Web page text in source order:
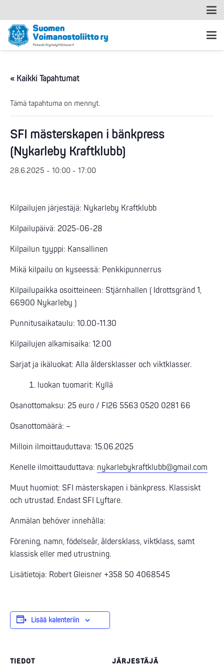
« Kaikki Tapahtumat
Tämä tapahtuma on mennyt.
SFI mästerskapen i bänkpress
(Nykarleby Kraftklubb)
28.6.2025 - 10:00 - 17:00
Kilpailujen järjestäjä: Nykarleby Kraftklubb
Kilpailupäivä: 2025-06-28
Kilpailun tyyppi: Kansallinen
Mikä kilpailu on kyseessä: Penkkipunnerrus
Kilpailupaikka osoitteineen: Stjärnhallen ( Idrottsgränd 1,
66900 Nykarleby )
Punnitusaikataulu: 10.00-11.30
Kilpailujen alkamisaika: 12.00
Sarjat ja ikäluokat: Alla åldersklasser och viktklasser.
luokan tuomarit: Kyllä
Osanottomaksu: 25 euro / FI26 5563 0520 0281 66
Osanottomäärä: –
Milloin ilmoittauduttava: 15.06.2025
Kenelle ilmoittauduttava: nykarlebykraftklubb@gmail.com
Muut huomiot: SFI mästerskapen i bänkpress. Klassiskt
och utrustad. Endast SFI Lyftare.
Anmälan behöver innehålla:
Förening, namn, födelseår, åldersklass, viktklass, samt
klassisk eller med utrustning.
Lisätietoja: Robert Gleisner +358 50 4068545
Lisää kalenteriin
TIEDOT
JÄRJESTÄJÄ